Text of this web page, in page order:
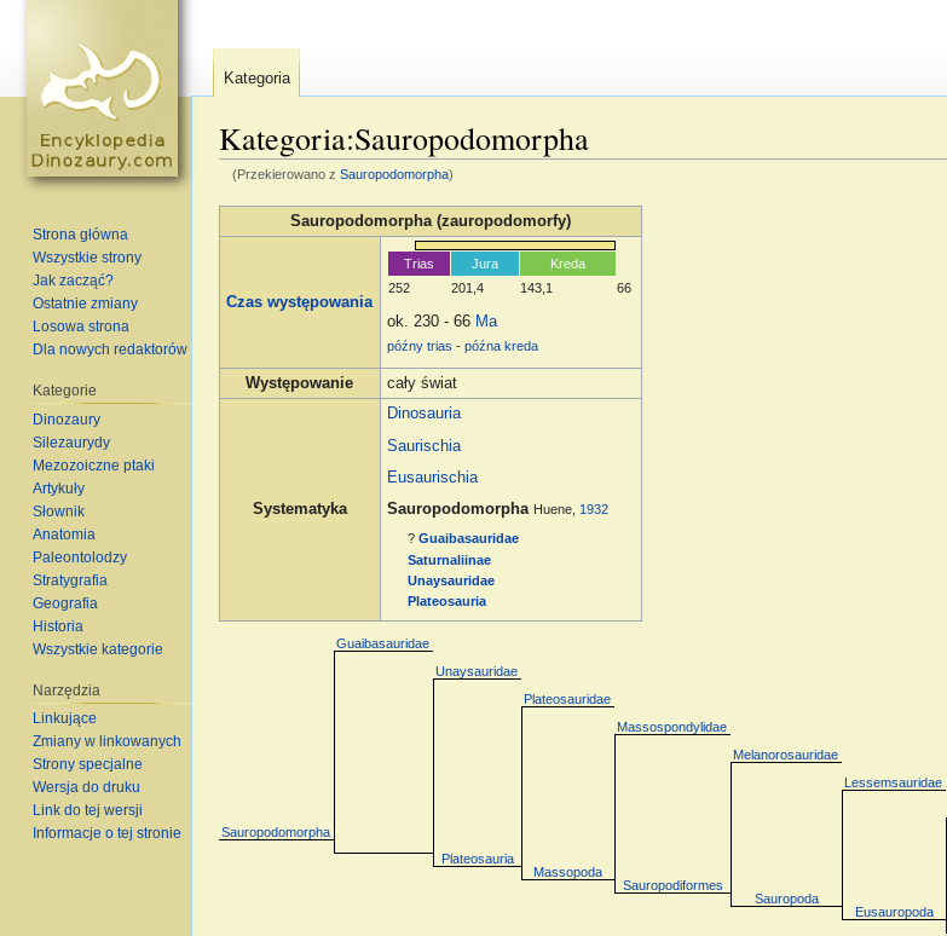
Kategoria:Sauropodomorpha
(Przekierowano z Sauropodomorpha)
Sauropodomorpha (zauropodomorfy)
Czas występowania
Trias
252
Jura
201,4
Kreda
143,1
66
ok. 230 - 66 Ma
późny trias -późna kreda
Występowanie cały świat
Systematyka
Dinosauria
Saurischia
Eusaurischia
Sauropodomorpha Huene, 1932
? Guaibasauridae
Saturnaliinae
Unaysauridae
Plateosauria
Sauropodomorpha
Guaibasauridae
Unaysauridae
Plateosauria
Plateosauridae
Massopoda
Massospondylidae
Sauropodiformes
Melanorosauridae
Sauropoda
Lessemsauridae
Eusauropoda
Kategoria
Strona główna
Wszystkie strony
Jak zacząć?
Ostatnie zmiany
Losowa strona
Dla nowych redaktorów
Kategorie
Dinozaury
Silezaurydy
Mezozoiczne ptaki
Artykuły
Słownik
Anatomia
Paleontolodzy
Stratygrafia
Geografia
Historia
Wszystkie kategorie
Narzędzia
Linkujące
Zmiany w linkowanych
Strony specjalne
Wersja do druku
Link do tej wersji
Informacje o tej stronie